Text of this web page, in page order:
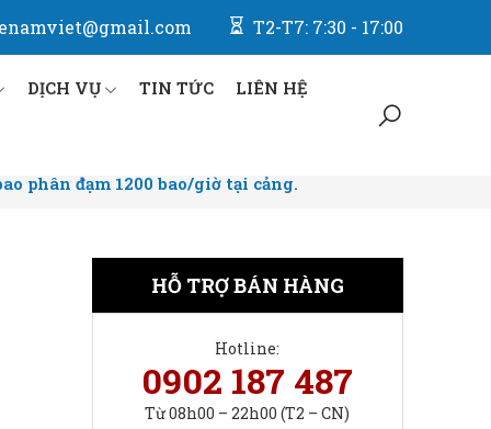
T2-T7: 7:30 - 17:00
DỊCH VỤ TIN TỨC LIÊN HỆ
phân đạm 1200 bao/giờ tại cảng.
HỖ TRỢ BÁN HÀNG
Hotline:
0902 187 487
Từ 08h00 – 22h00 (T2 – CN)